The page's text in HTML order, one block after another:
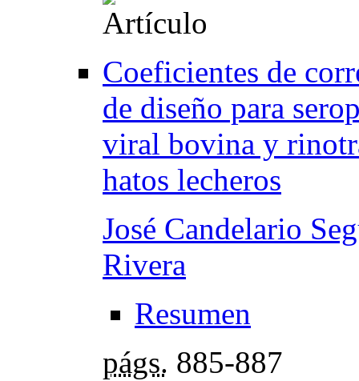
Coeficientes de
de diseño para
viral bovina y
hatos lecheros
José Candelario
Rivera
Resumen
págs. 885-887